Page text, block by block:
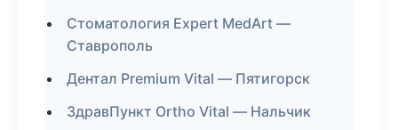
Стоматология Expert MedArt —
Ставрополь
Дентал Premium Vital — Пятигорск
ЗдравПункт Ortho Vital — Нальчик